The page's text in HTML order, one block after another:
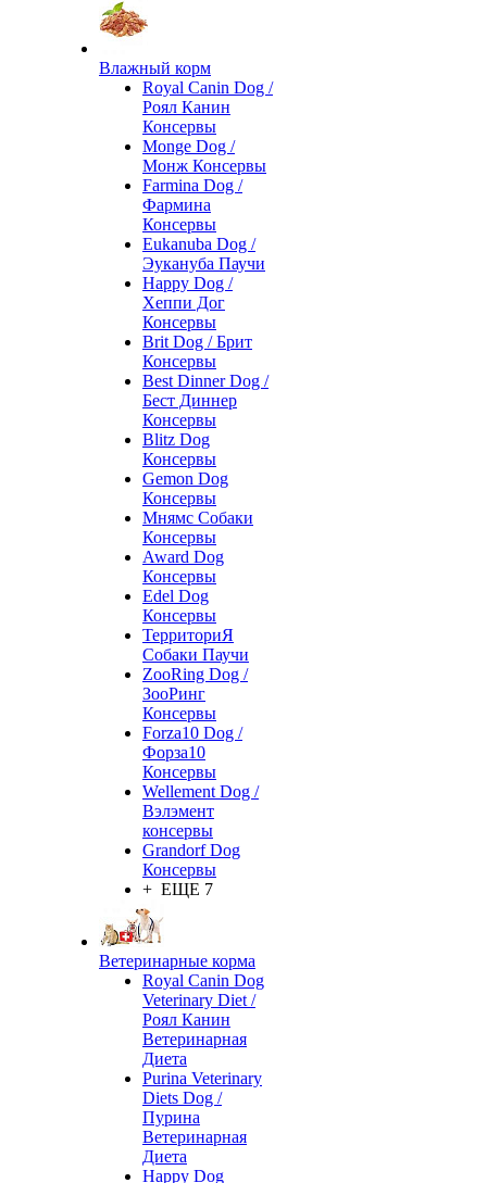
Влажный корм
Royal Canin Dog /
Роял Канин
Консервы
Monge Dog /
Монж Консервы
Farmina Dog /
Фармина
Консервы
Eukanuba Dog /
Эукануба Паучи
Happy Dog /
Хеппи Дог
Консервы
Brit Dog / Брит
Консервы
Best Dinner Dog /
Бест Диннер
Консервы
Blitz Dog
Консервы
Gemon Dog
Консервы
Мнямс Собаки
Консервы
Award Dog
Консервы
Edel Dog
Консервы
ТерриториЯ
Собаки Паучи
ZooRing Dog /
ЗооРинг
Консервы
Forza10 Dog /
Форза10
Консервы
Wellement Dog /
Вэлэмент
консервы
Grandorf Dog
Консервы
+ ЕЩЕ 7
Ветеринарные корма
Royal Canin Dog
Veterinary Diet /
Роял Канин
Ветеринарная
Диета
Purina Veterinary
Diets Dog /
Пурина
Ветеринарная
Диета
Happy Dog